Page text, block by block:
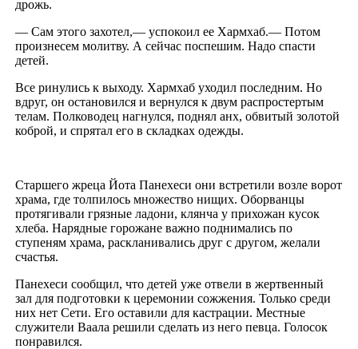
дрожь.
— Сам этого захотел,— успокоил ее Хармхаб.— Потом
произнесем молитву. А сейчас поспешим. Надо спасти
детей.
Все ринулись к выходу. Хармхаб уходил последним. Но
вдруг, он остановился и вернулся к двум распростертым
телам. Полководец нагнулся, поднял анх, обвитый золотой
коброй, и спрятал его в складках одежды.
Старшего жреца Йота Панехеси они встретили возле ворот
храма, где толпилось множество нищих. Оборванцы
протягивали грязные ладони, клянча у прихожан кусок
хлеба. Нарядные горожане важно поднимались по
ступеням храма, раскланивались друг с другом, желали
счастья.
Панехеси сообщил, что детей уже отвели в жертвенный
зал для подготовки к церемонии сожжения. Только среди
них нет Сети. Его оставили для кастрации. Местные
служители Ваала решили сделать из него певца. Голосок
понравился.